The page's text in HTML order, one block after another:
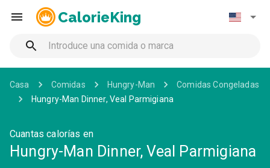
CalorieKing
Casa Comidas Hungry-Man
Comidas Congeladas
Hungry-Man Dinner, Veal Parmigiana
Cuantas calorías en
Hungry-Man Dinner, Veal Parmigiana